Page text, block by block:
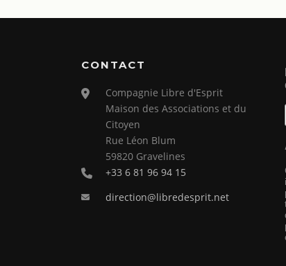
CONTACT
Compagnie Libre d'Esprit
Maison des Associations et du
Citoyen
Rue Léon Blum
59820 Gravelines
+33 6 81 96 94 15
direction@libredesprit.net